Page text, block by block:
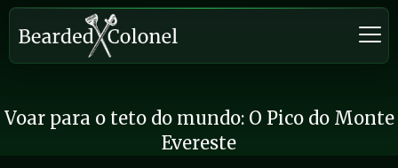
Voar para o teto do mundo: O Pico do Monte
Evereste